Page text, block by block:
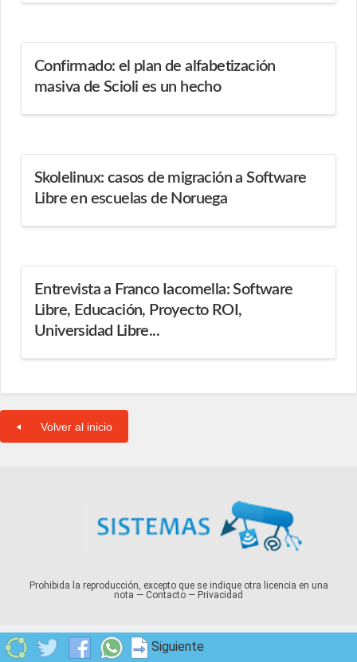
Confirmado: el plan de alfabetización
masiva de Scioli es un hecho
Skolelinux: casos de migración a Software
Libre en escuelas de Noruega
Entrevista a Franco Iacomella: Software
Libre, Educación, Proyecto ROI,
Universidad Libre...
Siguiente
Volver al inicio
Prohibida la reproducción, excepto que se indique otra licencia en una
nota — Contacto — Privacidad